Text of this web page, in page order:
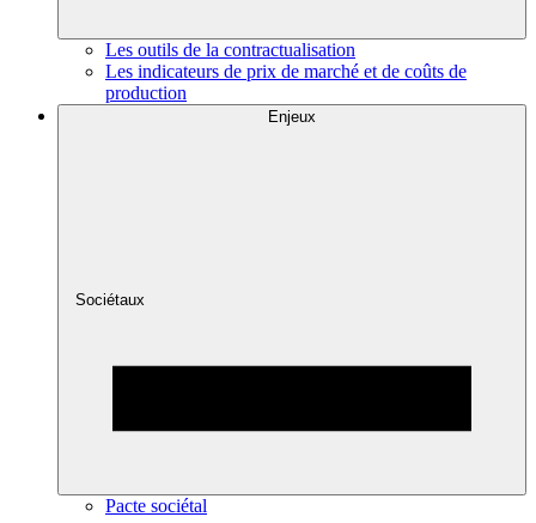
Les outils de la contractualisation
Les indicateurs de prix de marché et de coûts de
production
Enjeux
Sociétaux
Pacte sociétal